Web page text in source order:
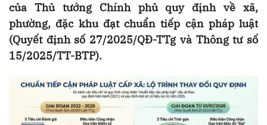
của Thủ tướng Chính phủ quy định về xã,
phường, đặc khu đạt chuẩn tiếp cận pháp luật
(Quyết định số 27/2025/QĐ-TTg và Thông tư số
15/2025/TT-BTP).